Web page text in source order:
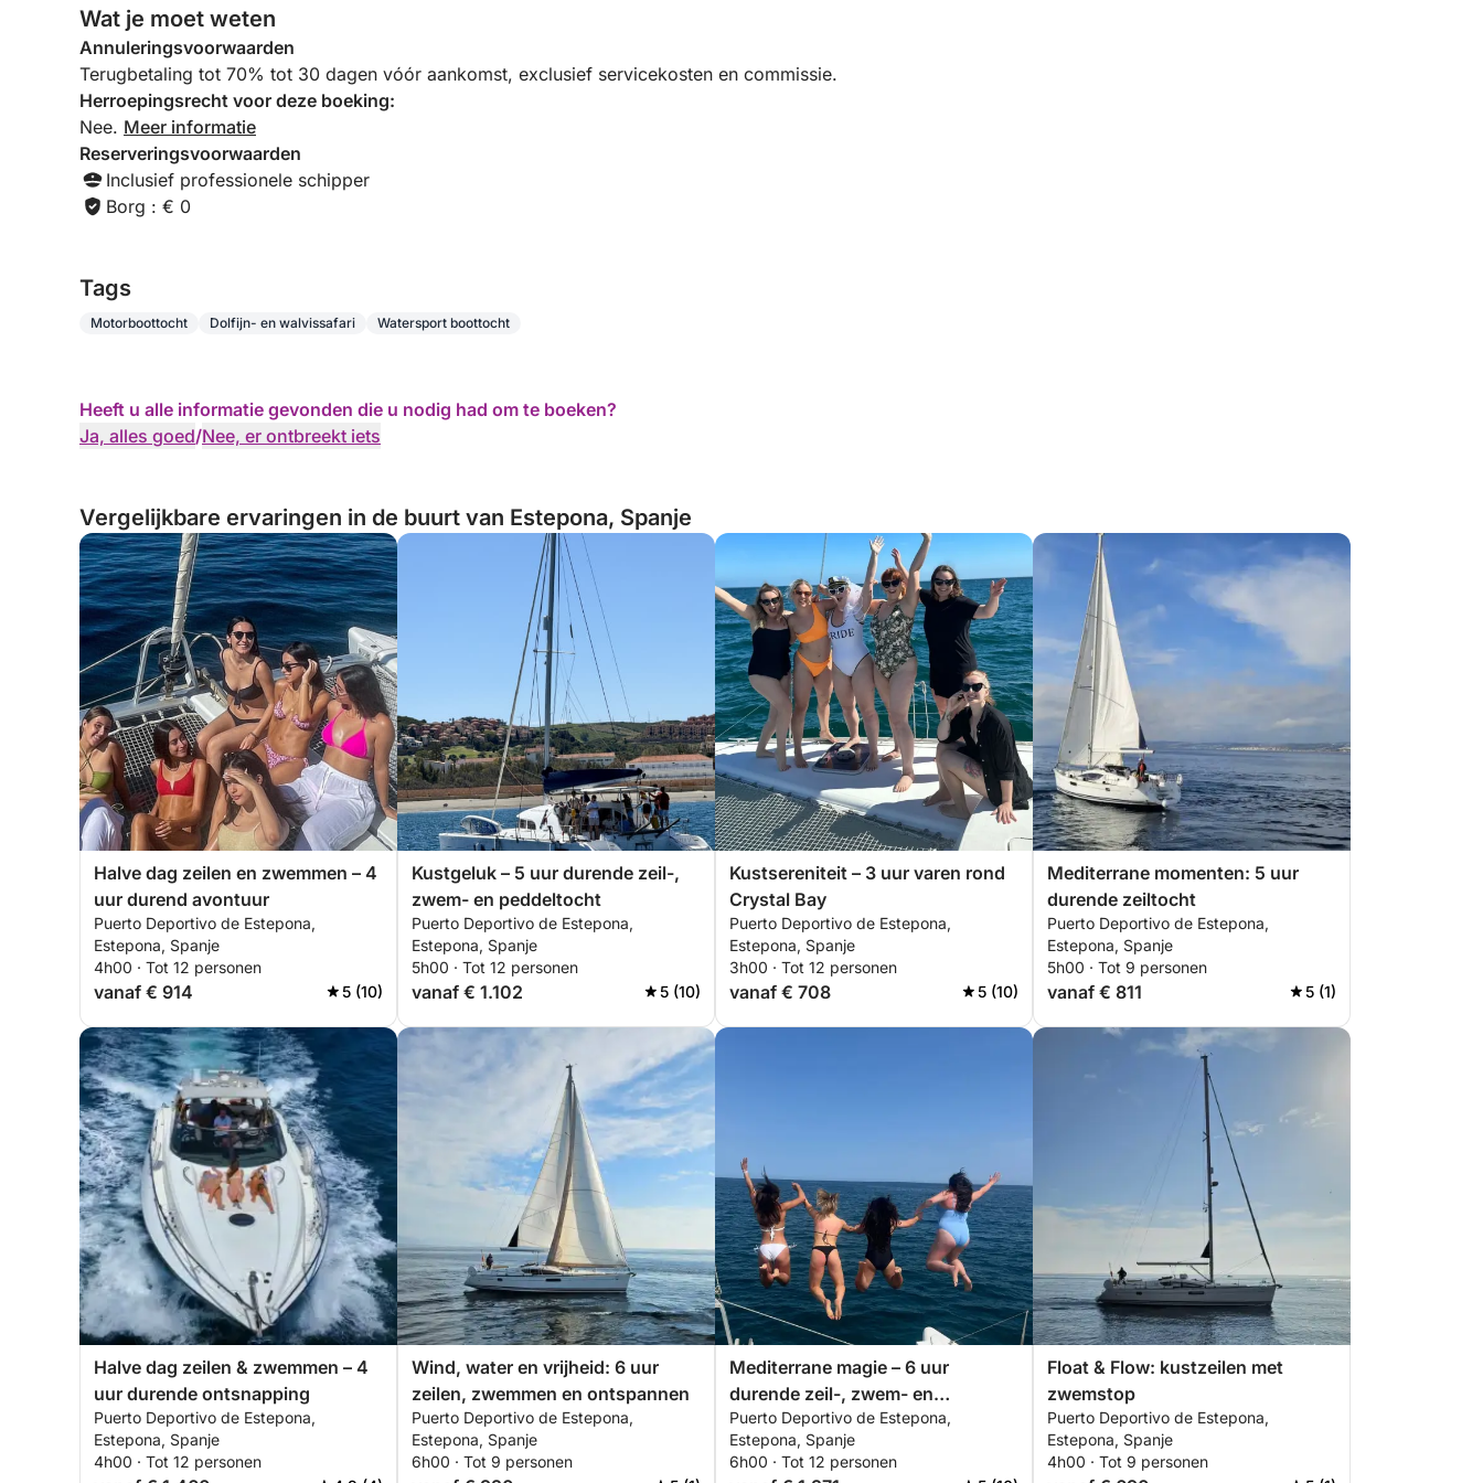
Wat je moet weten
Annuleringsvoorwaarden
Terugbetaling tot 70% tot 30 dagen vóór aankomst, exclusief servicekosten en commissie.
Herroepingsrecht voor deze boeking:
Nee. Meer informatie
Reserveringsvoorwaarden
Inclusief professionele schipper
Borg : € 0
Tags
Motorboottocht Dolfijn- en walvissafari Watersport boottocht
Heeft u alle informatie gevonden die u nodig had om te boeken?
Ja, alles goed/Nee, er ontbreekt iets
Vergelijkbare ervaringen in de buurt van Estepona, Spanje
Halve dag zeilen en zwemmen – 4
uur durend avontuur
Puerto Deportivo de Estepona,
Estepona, Spanje
4h00 · Tot 12 personen
vanaf € 914 5 (10)
Kustgeluk – 5 uur durende zeil-,
zwem- en peddeltocht
Puerto Deportivo de Estepona,
Estepona, Spanje
5h00 · Tot 12 personen
vanaf € 1.102 5 (10)
Kustsereniteit – 3 uur varen rond
Crystal Bay
Puerto Deportivo de Estepona,
Estepona, Spanje
3h00 · Tot 12 personen
vanaf € 708 5 (10)
Mediterrane momenten: 5 uur
durende zeiltocht
Puerto Deportivo de Estepona,
Estepona, Spanje
5h00 · Tot 9 personen
vanaf € 811 5 (1)
Halve dag zeilen & zwemmen – 4
uur durende ontsnapping
Puerto Deportivo de Estepona,
Estepona, Spanje
4h00 · Tot 12 personen
Wind, water en vrijheid: 6 uur
zeilen, zwemmen en ontspannen
Puerto Deportivo de Estepona,
Estepona, Spanje
6h00 · Tot 9 personen
Mediterrane magie – 6 uur
durende zeil-, zwem- en
peddelretraite
Puerto Deportivo de Estepona,
Estepona, Spanje
6h00 · Tot 12 personen
Float & Flow: kustzeilen met
zwemstop
Puerto Deportivo de Estepona,
Estepona, Spanje
4h00 · Tot 9 personen